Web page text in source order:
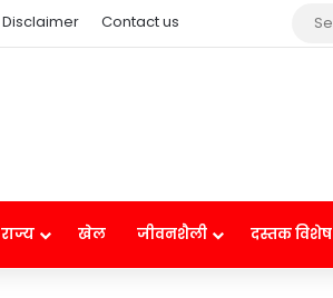
Disclaimer Contact us
राज्य खेल जीवनशैली दस्तक विशेष